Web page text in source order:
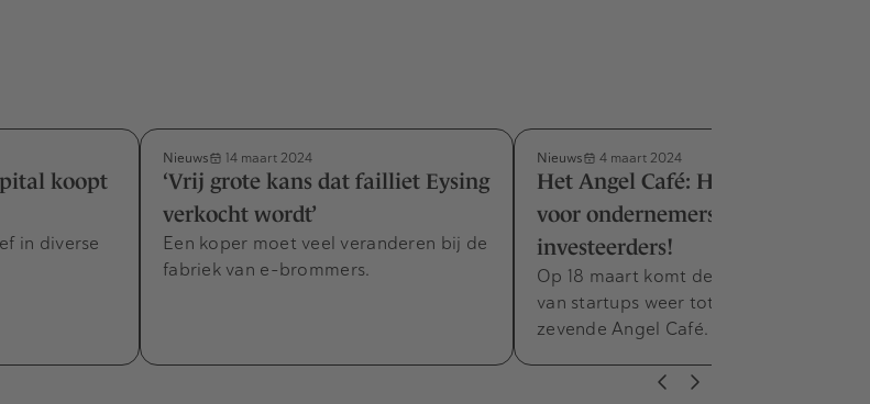
koopt
in diverse
Nieuws 14 maart 2024
‘Vrij grote kans dat failliet Eysing
verkocht wordt’
Een koper moet veel veranderen bij de
fabriek van e-brommers.
Nieuws 4 maart 2024
Het Angel Café: Hét evenement
voor ondernemers en
investeerders!
Op 18 maart komt de bruisende wereld
van startups weer tot leven tijdens het
zevende Angel Café.